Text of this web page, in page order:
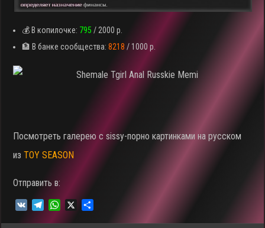
💰 В копилочке: 795/ 2000 р.
🏦 В банке сообщества:8218/ 1000 р.
Посмотреть галерею c sissy-порно картинками на русском
изTOY SEASON
Отправить в:
W